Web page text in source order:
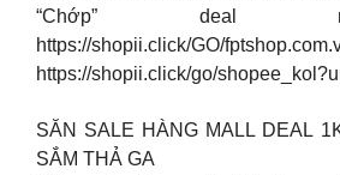
“Chớp” deal
https://shopii.click/GO/
https://shopii.click/go/
SĂN SALE HÀNG MALL DEAL
SẮM THẢ GA